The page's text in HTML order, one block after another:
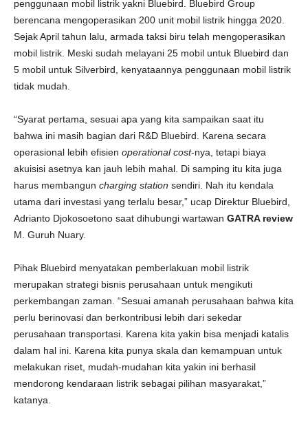
penggunaan mobil listrik yakni Bluebird. Bluebird Group
berencana mengoperasikan 200 unit mobil listrik hingga 2020.
Sejak April tahun lalu, armada taksi biru telah mengoperasikan
mobil listrik. Meski sudah melayani 25 mobil untuk Bluebird dan
5 mobil untuk Silverbird, kenyataannya penggunaan mobil listrik
tidak mudah.
“Syarat pertama, sesuai apa yang kita sampaikan saat itu
bahwa ini masih bagian dari R&D Bluebird. Karena secara
operasional lebih efisien operational cost-nya, tetapi biaya
akuisisi asetnya kan jauh lebih mahal. Di samping itu kita juga
harus membangun charging station sendiri. Nah itu kendala
utama dari investasi yang terlalu besar,” ucap Direktur Bluebird,
Adrianto Djokosoetono saat dihubungi wartawan GATRA review
M. Guruh Nuary.
Pihak Bluebird menyatakan pemberlakuan mobil listrik
merupakan strategi bisnis perusahaan untuk mengikuti
perkembangan zaman. “Sesuai amanah perusahaan bahwa kita
perlu berinovasi dan berkontribusi lebih dari sekedar
perusahaan transportasi. Karena kita yakin bisa menjadi katalis
dalam hal ini. Karena kita punya skala dan kemampuan untuk
melakukan riset, mudah-mudahan kita yakin ini berhasil
mendorong kendaraan listrik sebagai pilihan masyarakat,”
katanya.